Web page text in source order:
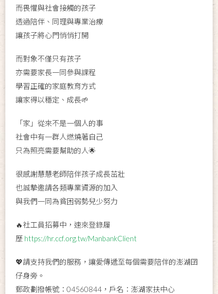
而畏懼與社會接觸的孩子
透過陪伴、同理與專業治療
讓孩子將心門悄悄打開
而對象不僅只有孩子
亦需要家長一同參與課程
學習正確的家庭教育方式
讓家得以穩定、成長🌱
「家」從來不是一個人的事
社會中有一群人燃燒著自己
只為照亮需要幫助的人🌟
很感謝慧慧老師陪伴孩子成長茁壯
也誠摯邀請各類專業資源的加入
與我們一同為貧困弱勢兒少努力
🔥社工員招募中，速來登錄履
歷 https://hr.ccf.org.tw/ManbankClient
💖請支持我們的服務，讓愛傳遞至每個需要陪伴的澎湖囝
仔身旁。
郵政劃撥帳號：04560844，戶名：澎湖家扶中心